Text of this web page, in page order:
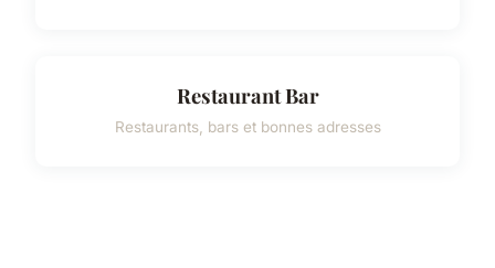
Restaurant Bar
Restaurants, bars et bonnes adresses